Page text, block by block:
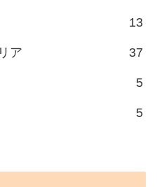
13
ア 37
5
5